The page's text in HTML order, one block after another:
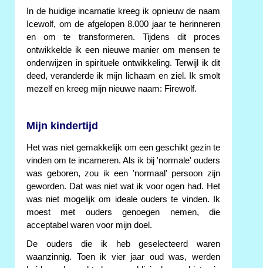
In de huidige incarnatie kreeg ik opnieuw de naam
Icewolf, om de afgelopen 8.000 jaar te herinneren
en om te transformeren. Tijdens dit proces
ontwikkelde ik een nieuwe manier om mensen te
onderwijzen in spirituele ontwikkeling. Terwijl ik dit
deed, veranderde ik mijn lichaam en ziel. Ik smolt
mezelf en kreeg mijn nieuwe naam: Firewolf.
Mijn kindertijd
Het was niet gemakkelijk om een geschikt gezin te
vinden om te incarneren. Als ik bij 'normale' ouders
was geboren, zou ik een 'normaal' persoon zijn
geworden. Dat was niet wat ik voor ogen had. Het
was niet mogelijk om ideale ouders te vinden. Ik
moest met ouders genoegen nemen, die
acceptabel waren voor mijn doel.
De ouders die ik heb geselecteerd waren
waanzinnig. Toen ik vier jaar oud was, werden